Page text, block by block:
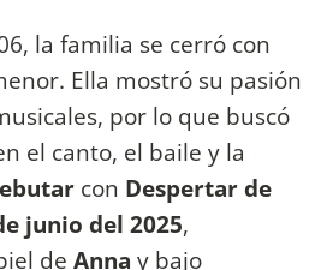
la familia se cerró con
Ella mostró su pasión
por lo que buscó
el canto, el baile y la
con Despertar de
junio del 2025,
de Anna y bajo